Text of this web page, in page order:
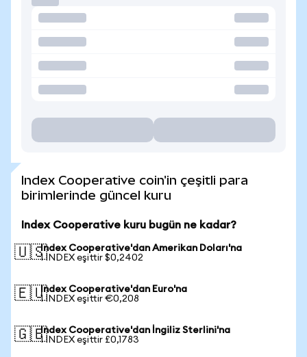
Index Cooperative coin'in çeşitli para
birimlerinde güncel kuru
Index Cooperative kuru bugün ne kadar?
🇺🇸Index Cooperative'dan Amerikan Doları'na
1 INDEX eşittir $0,2402
🇪🇺Index Cooperative'dan Euro'na
1 INDEX eşittir €0,208
🇬🇧Index Cooperative'dan İngiliz Sterlini'na
1 INDEX eşittir £0,1783